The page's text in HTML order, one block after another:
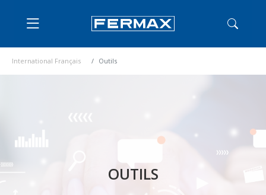
International Français Outils
OUTILS